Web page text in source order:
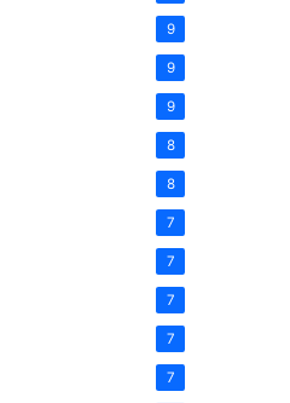
9
9
9
8
8
7
7
7
7
7